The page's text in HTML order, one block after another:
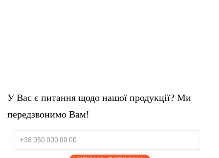
У Вас є питання щодо нашої продукції? Ми
передзвонимо Вам!